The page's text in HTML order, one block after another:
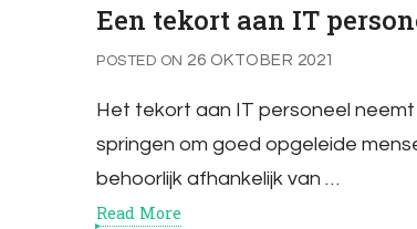
Een tekort aan IT
POSTED ON 26 OKTOBER 2021
Het tekort aan IT personeel
springen om goed opgeleide
behoorlijk afhankelijk van …
Read More